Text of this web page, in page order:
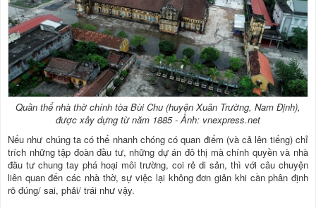
Quần thể nhà thờ chính tòa Bùi Chu (huyện Xuân Trường, Nam Định),
được xây dựng từ năm 1885 - Ảnh: vnexpress.net
Nếu như chúng ta có thể nhanh chóng có quan điểm (và cả lên tiếng) chỉ
trích những tập đoàn đầu tư, những dự án đô thị mà chính quyền và nhà
đầu tư chung tay phá hoại môi trường, coi rẻ di sản, thì với câu chuyện
liên quan đến các nhà thờ, sự việc lại không đơn giản khi cần phân định
rõ đúng/ sai, phải/ trái như vậy.